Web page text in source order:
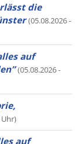
die
(05.08.2026 -
auf
(05.08.2026 -
Uhr)
auf